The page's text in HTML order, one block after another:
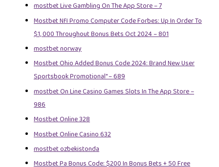
‎mostbet Live Gambling On The App Store – 7
Mostbet Nfl Promo Computer Code Forbes: Up In Order To
$1, 000 Throughout Bonus Bets Oct 2024 – 801
mostbet norway
Mostbet Ohio Added Bonus Code 2024: Brand New User
Sportsbook Promotional" – 689
‎mostbet On Line Casino Games Slots In The App Store –
986
Mostbet Online 328
Mostbet Online Casino 632
mostbet ozbekistonda
Mostbet Pa Bonus Code: $200 In Bonus Bets + 50 Free